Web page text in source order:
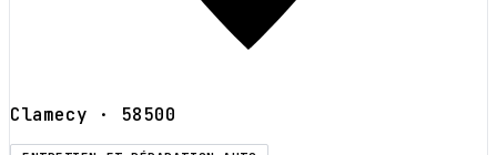
Clamecy · 58500